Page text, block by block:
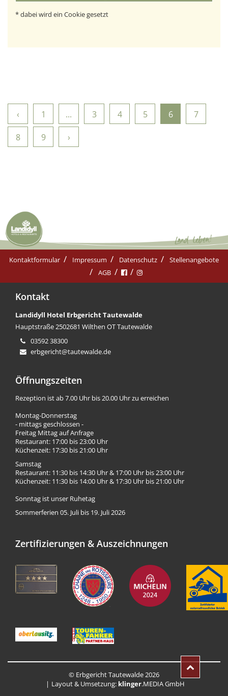
* dabei wird ein Cookie gesetzt
‹ 1 ... 3 4 5 6 7
8 9 ›
Kontaktformular Impressum Datenschutz
Stellenangebote
AGB
Kontakt
Landidyll Hotel Erbgericht Tautewalde
Hauptstraße 2502681 Wilthen OT Tautewalde
03592 38300
erbgericht@tautewalde.de
Öffnungszeiten
Rezeption ist ab 7.00 Uhr bis 20.00 Uhr zu erreichen
Montag-Donnerstag
- mittags geschlossen -
Freitag Mittag auf Anfrage
Restaurant: 17:00 bis 23:00 Uhr
Küchenzeit: 17:30 bis 21:00 Uhr
Samstag
Restaurant: 11:30 bis 14:30 Uhr & 17:00 Uhr bis 23:00 Uhr
Küchenzeit: 11:30 bis 14:00 Uhr & 17:30 Uhr bis 21:00 Uhr
Sonntag ist unser Ruhetag
Sommerferien 05. Juli bis 19. Juli 2026
Zertifizierungen & Auszeichnungen
© Erbgericht Tautewalde 2026
Layout & Umsetzung: klinger.MEDIA GmbH